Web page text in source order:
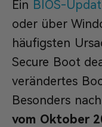
Ein BIOS-
oder über
häufigsten
Secure Boot
verändertes
Besonders
vom Oktober